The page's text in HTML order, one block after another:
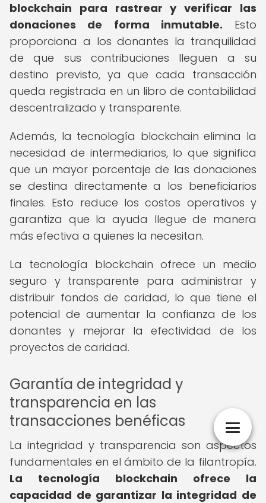
blockchain para rastrear y verificar las
donaciones de forma inmutable. Esto
proporciona a los donantes la tranquilidad
de que sus contribuciones lleguen a su
destino previsto, ya que cada transacción
queda registrada en un libro de contabilidad
descentralizado y transparente.
Además, la tecnología blockchain elimina la
necesidad de intermediarios, lo que significa
que un mayor porcentaje de las donaciones
se destina directamente a los beneficiarios
finales. Esto reduce los costos operativos y
garantiza que la ayuda llegue de manera
más efectiva a quienes la necesitan.
La tecnología blockchain ofrece un medio
seguro y transparente para administrar y
distribuir fondos de caridad, lo que tiene el
potencial de aumentar la confianza de los
donantes y mejorar la efectividad de los
proyectos de caridad.
Garantía de integridad y
transparencia en las
transacciones benéficas
La integridad y transparencia son aspectos
fundamentales en el ámbito de la filantropía.
La tecnología blockchain ofrece la
capacidad de garantizar la integridad de